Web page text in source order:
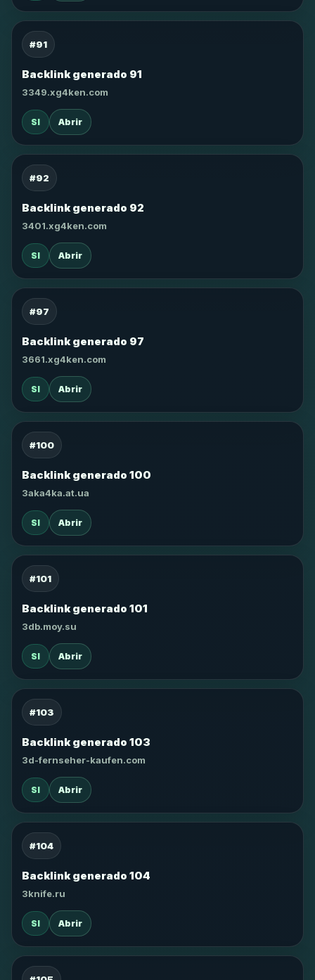
#91
Backlink generado 91
3349.xg4ken.com
SI Abrir
#92
Backlink generado 92
3401.xg4ken.com
SI Abrir
#97
Backlink generado 97
3661.xg4ken.com
SI Abrir
#100
Backlink generado 100
3aka4ka.at.ua
SI Abrir
#101
Backlink generado 101
3db.moy.su
SI Abrir
#103
Backlink generado 103
3d-fernseher-kaufen.com
SI Abrir
#104
Backlink generado 104
3knife.ru
SI Abrir